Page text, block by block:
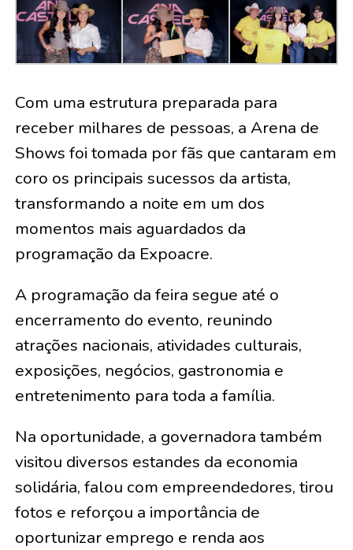
Com uma estrutura preparada para
receber milhares de pessoas, a Arena de
Shows foi tomada por fãs que cantaram em
coro os principais sucessos da artista,
transformando a noite em um dos
momentos mais aguardados da
programação da Expoacre.
A programação da feira segue até o
encerramento do evento, reunindo
atrações nacionais, atividades culturais,
exposições, negócios, gastronomia e
entretenimento para toda a família.
Na oportunidade, a governadora também
visitou diversos estandes da economia
solidária, falou com empreendedores, tirou
fotos e reforçou a importância de
oportunizar emprego e renda aos